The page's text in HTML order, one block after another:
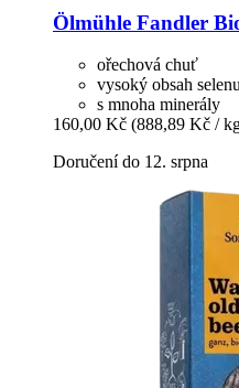
Ölmühle Fandler
ořechová chuť
vysoký obsah selenu
s mnoha minerály
160,00 Kč (888,89 Kč /
Doručení do 12. srpna